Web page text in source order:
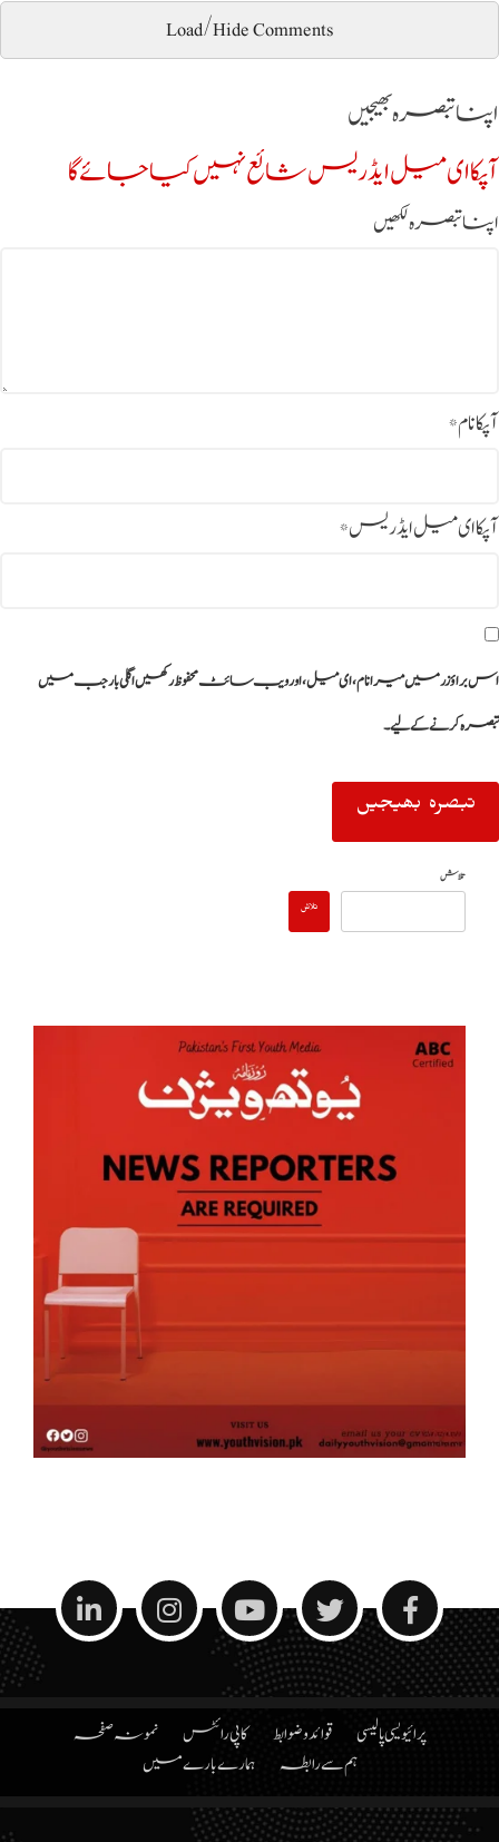
Load/Hide Comments
اپنا تبصرہ بھیجیں
آپکا ای میل ایڈریس شائع نہیں کیا جائے گا
اپنا تبصرہ لکھیں
آپکا نام*
آپکا ای میل ایڈریس*
اس براؤزر میں میرا نام، ای میل، اور ویب سائٹ محفوظ رکھیں اگلی بار جب میں
تبصرہ کرنے کےلیے۔
تلاش
تلاش
پرائیویسی پالیسی قوائد و ضوابط کاپی رائٹس
نمونہ صفحہ
ہم سے رابطہ
ہمارے بارے میں